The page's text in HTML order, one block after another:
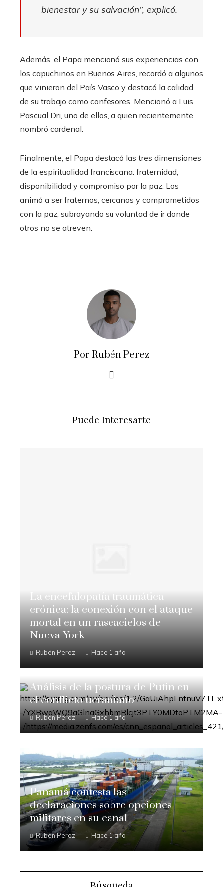
bienestar y su salvación”, explicó.
Además, el Papa mencionó sus experiencias con
los capuchinos en Buenos Aires, recordó a algunos
que vinieron del País Vasco y destacó la calidad
de su trabajo como confesores. Mencionó a Luis
Pascual Dri, uno de ellos, a quien recientemente
nombró cardenal.
Finalmente, el Papa destacó las tres dimensiones
de la espiritualidad franciscana: fraternidad,
disponibilidad y compromiso por la paz. Los
animó a ser fraternos, cercanos y comprometidos
con la paz, subrayando su voluntad de ir donde
otros no se atreven.
Por Rubén Perez
Puede Interesarte
La encefalopatía traumática
crónica: la conexión con el ataque
mortal en un rascacielos de
Nueva York
Rubén Perez Hace 1 año
Análisis de la postura de Putin en
el conflicto ucraniano
Rubén Perez Hace 1 año
Panamá contesta las
declaraciones sobre opciones
militares en su canal
Rubén Perez Hace 1 año
Búsqueda